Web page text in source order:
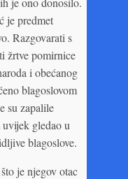
je predmet
Razgovarati s
žrtve pomirnice
i obećanog
blagoslovom
su zapalile
gledao u
blagoslove.
je njegov otac